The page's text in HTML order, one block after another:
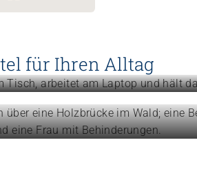
für Ihren Alltag
die tägliche